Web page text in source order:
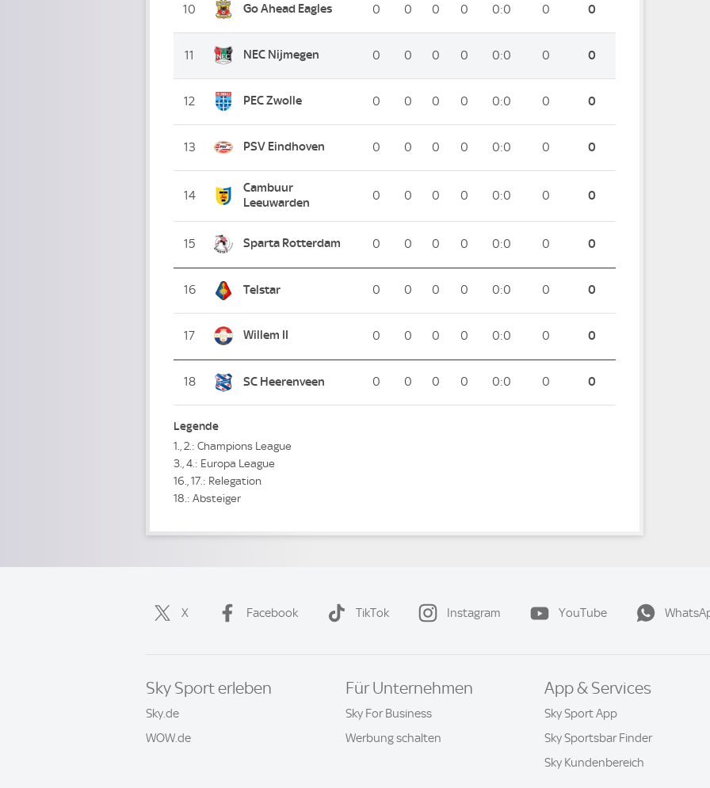
10 Go Ahead Eagles 0 0 0 0 0:0 0 0
11 NEC Nijmegen 0 0 0 0 0:0 0 0
12 PEC Zwolle 0 0 0 0 0:0 0 0
13 PSV Eindhoven 0 0 0 0 0:0 0 0
14
Cambuur
Leeuwarden
0 0 0 0 0:0 0 0
15 Sparta Rotterdam 0 0 0 0 0:0 0 0
16 Telstar 0 0 0 0 0:0 0 0
17 Willem II 0 0 0 0 0:0 0 0
18 SC Heerenveen 0 0 0 0 0:0 0 0
Legende
1., 2.: Champions League
3., 4.: Europa League
16., 17.: Relegation
18.: Absteiger
X Facebook TikTok Instagram YouTube
Sky Sport erleben
Sky.de
WOW.de
Für Unternehmen
Sky For Business
Werbung schalten
App & Services
Sky Sport App
Sky Sportsbar Finder
Sky Kundenbereich